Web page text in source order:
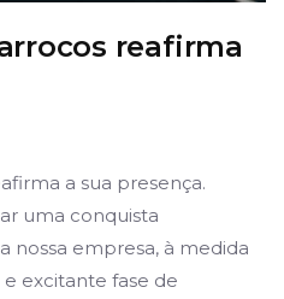
reafirma
a sua presença.
uma conquista
nossa empresa, à medida
excitante fase de